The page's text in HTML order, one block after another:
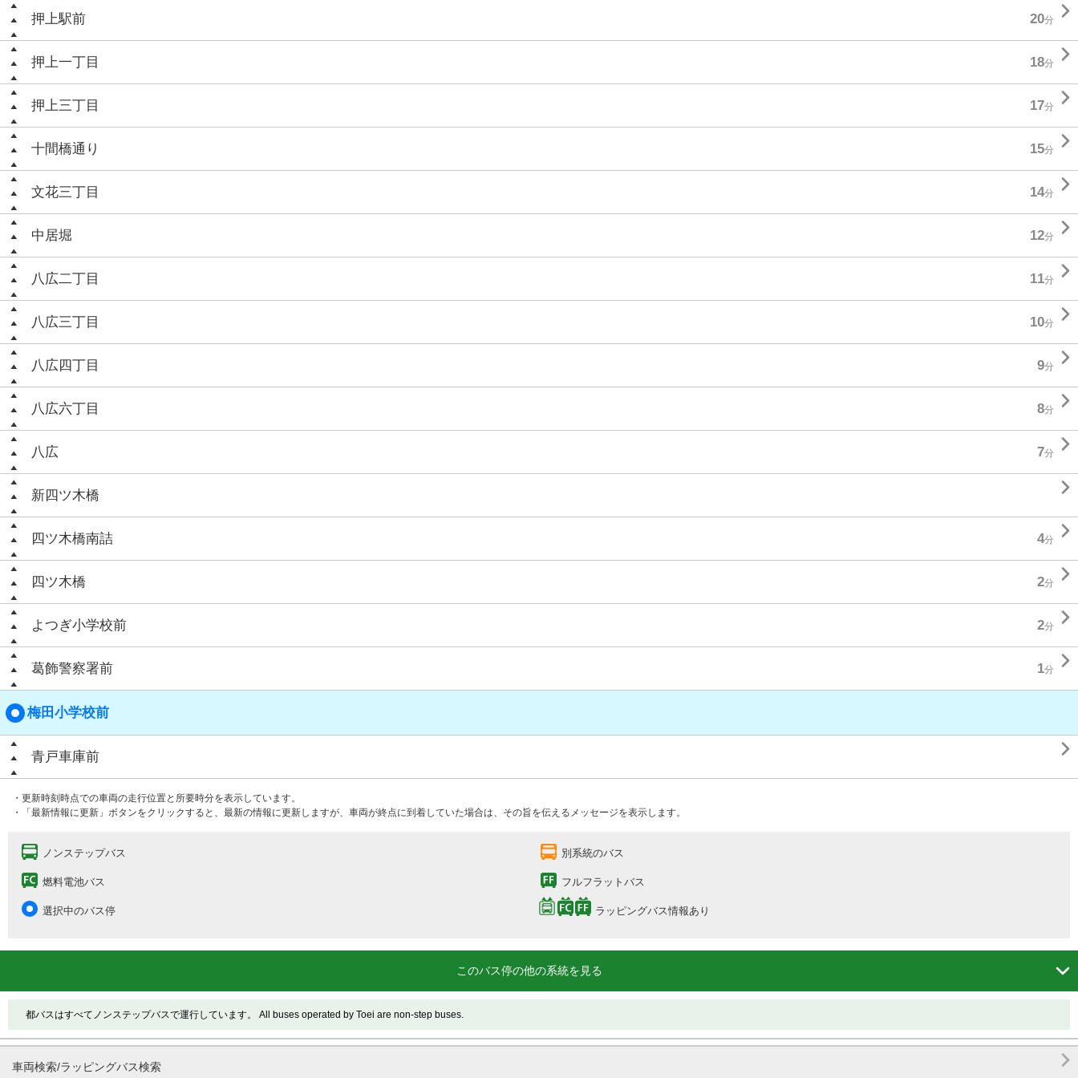
押上駅前 20分 
押上一丁目 18分 
押上三丁目 17分 
十間橋通り 15分 
文花三丁目 14分 
中居堀 12分 
八広二丁目 11分 
八広三丁目 10分 
八広四丁目 9分 
八広六丁目 8分 
八広 7分 
新四ツ木橋 
四ツ木橋南詰 4分 
四ツ木橋 2分 
よつぎ小学校前 2分 
葛飾警察署前 1分 
梅田小学校前
青戸車庫前 
・更新時刻時点での車両の走行位置と所要時分を表示しています。
・「最新情報に更新」ボタンをクリックすると、最新の情報に更新しますが、車両が終点に到着していた場合は、その旨を伝えるメッセージを表示します。
ノンステップバス 別系統のバス
燃料電池バス フルフラットバス
選択中のバス停 ラッピングバス情報あり
このバス停の他の系統を見る 
都バスはすべてノンステップバスで運行しています。 All buses operated by Toei are non-step buses.
車両検索/ラッピングバス検索 